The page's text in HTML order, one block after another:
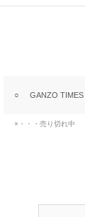
○ GANZO
×・・・売り切れ